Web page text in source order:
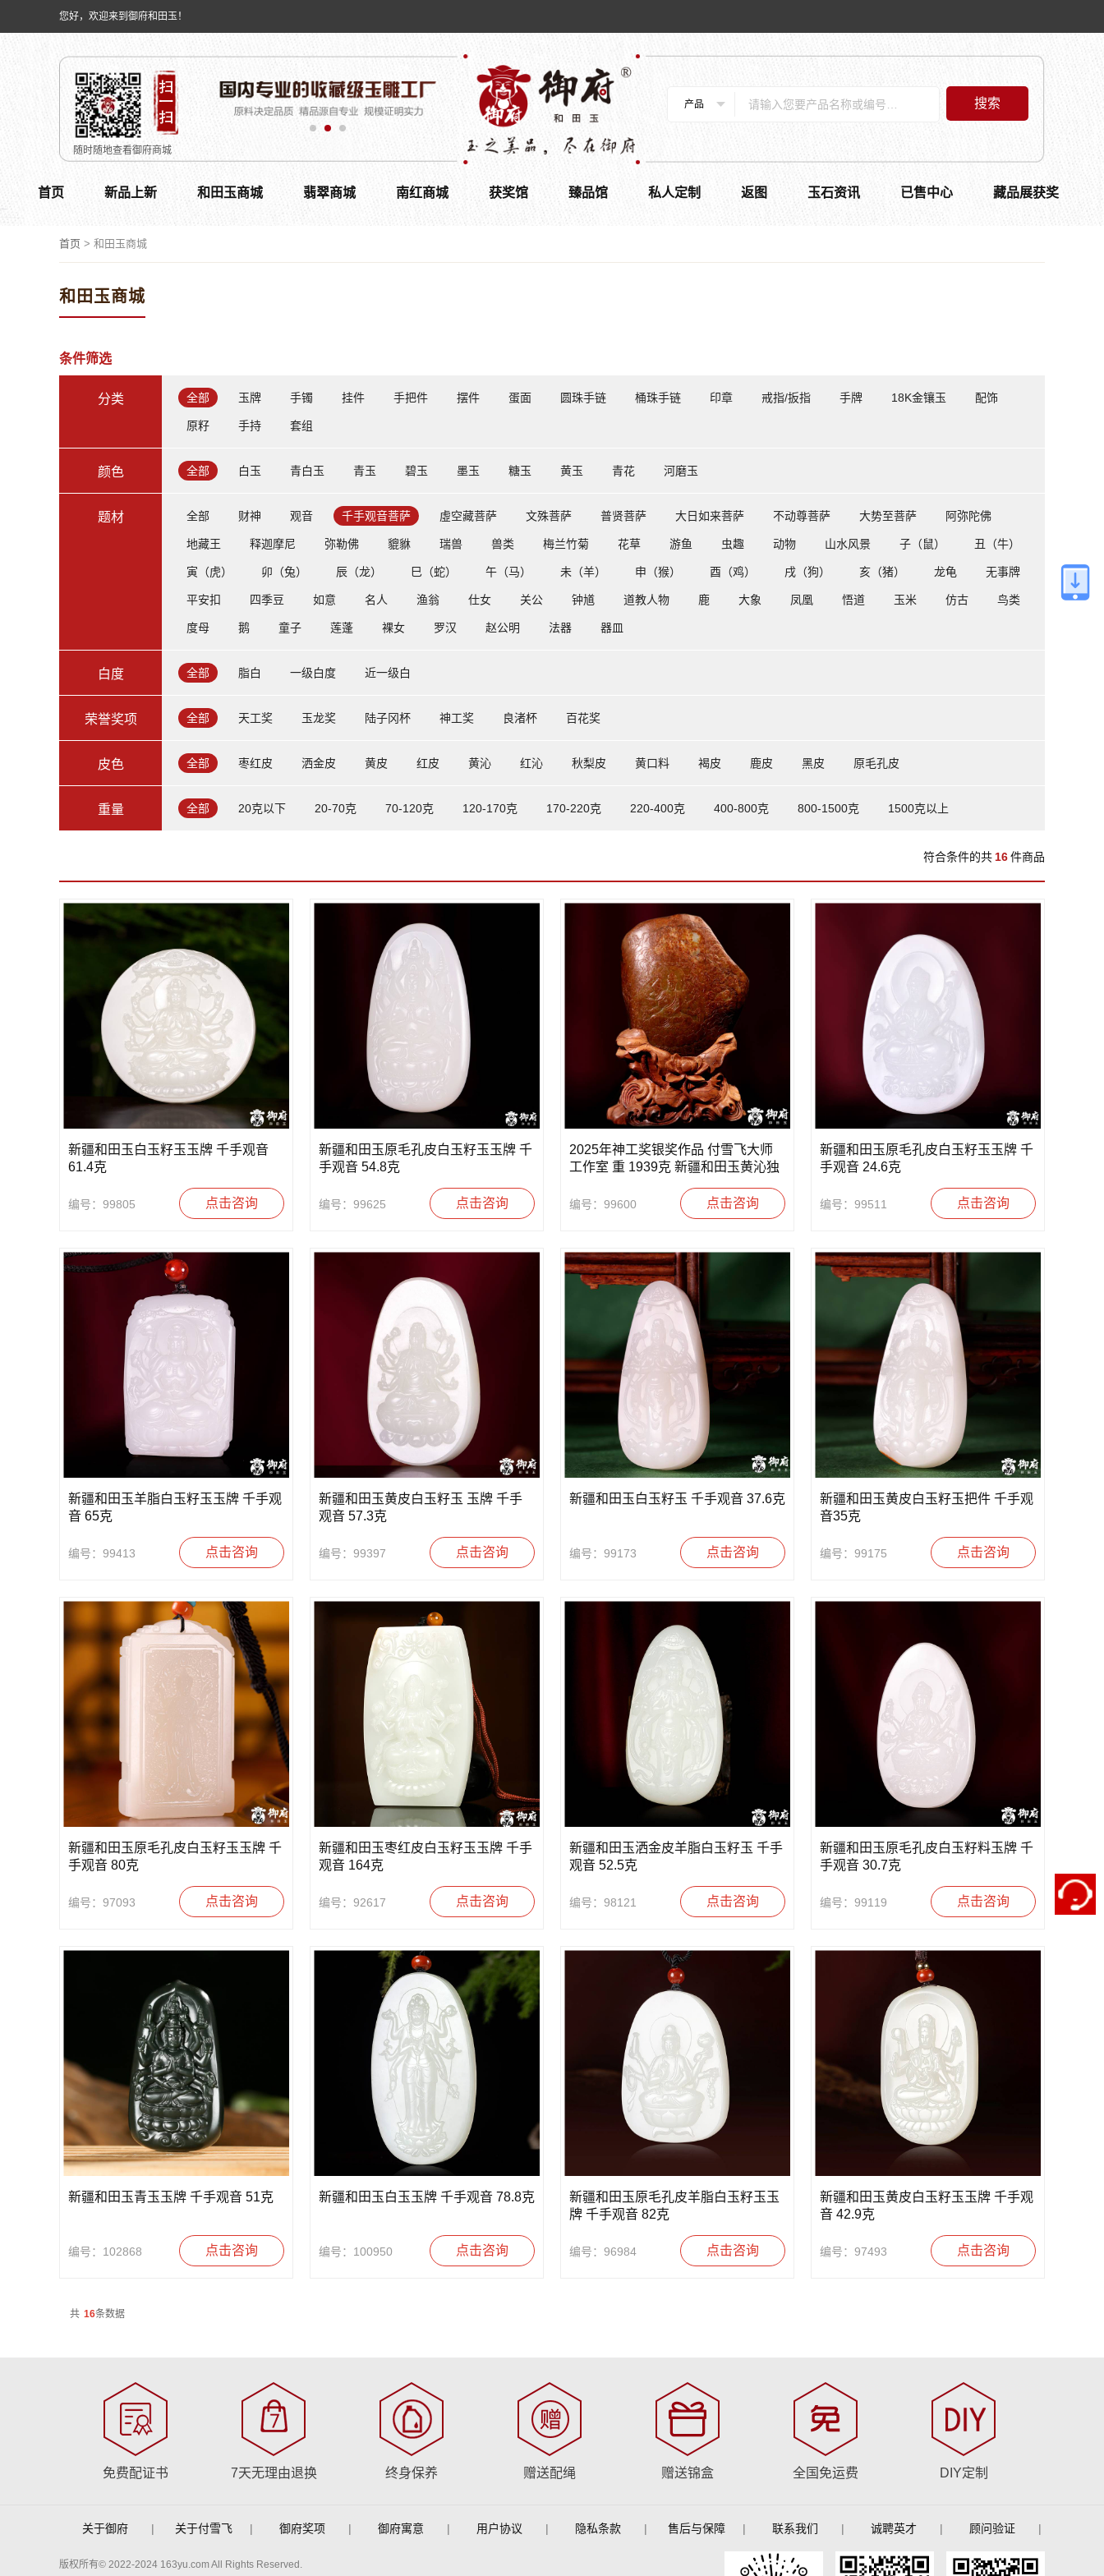
您好，欢迎来到御府和田玉！
随时随地查看御府商城
产品 搜索
首页 新品上新 和田玉商城 翡翠商城 南红商城 获奖馆 臻品馆 私人定制 返图 玉石资讯 已售中心 藏品展获奖
首页 > 和田玉商城
和田玉商城
条件筛选
分类 全部 玉牌 手镯 挂件 手把件 摆件 蛋面 圆珠手链 桶珠手链 印章 戒指/扳指 手牌 18K金镶玉 配饰
原籽 手持 套组
颜色 全部 白玉 青白玉 青玉 碧玉 墨玉 糖玉 黄玉 青花 河磨玉
题材 全部 财神 观音 千手观音菩萨 虛空藏菩萨 文殊菩萨 普贤菩萨 大日如来菩萨 不动尊菩萨 大势至菩萨 阿弥陀佛
地藏王 释迦摩尼 弥勒佛 貔貅 瑞兽 兽类 梅兰竹菊 花草 游鱼 虫趣 动物 山水风景 子（鼠） 丑（牛）
寅（虎） 卯（兔） 辰（龙） 巳（蛇） 午（马） 未（羊） 申（猴） 酉（鸡） 戌（狗） 亥（猪） 龙龟 无事牌
平安扣 四季豆 如意 名人 渔翁 仕女 关公 钟馗 道教人物 鹿 大象 凤凰 悟道 玉米 仿古 鸟类
度母 鹅 童子 莲蓬 裸女 罗汉 赵公明 法器 器皿
白度 全部 脂白 一级白度 近一级白
荣誉奖项 全部 天工奖 玉龙奖 陆子冈杯 神工奖 良渚杯 百花奖
皮色 全部 枣红皮 洒金皮 黄皮 红皮 黄沁 红沁 秋梨皮 黄口料 褐皮 鹿皮 黑皮 原毛孔皮
重量 全部 20克以下 20-70克 70-120克 120-170克 170-220克 220-400克 400-800克 800-1500克 1500克以上
符合条件的共 16件商品
新疆和田玉白玉籽玉玉牌 千手观音
61.4克
编号：99805 点击咨询
新疆和田玉原毛孔皮白玉籽玉玉牌 千
手观音 54.8克
编号：99625 点击咨询
2025年神工奖银奖作品 付雪飞大师
工作室 重 1939克 新疆和田玉黄沁独
编号：99600 点击咨询
新疆和田玉原毛孔皮白玉籽玉玉牌 千
手观音 24.6克
编号：99511 点击咨询
新疆和田玉羊脂白玉籽玉玉牌 千手观
音 65克
编号：99413 点击咨询
新疆和田玉黄皮白玉籽玉 玉牌 千手
观音 57.3克
编号：99397 点击咨询
新疆和田玉白玉籽玉 千手观音 37.6克
编号：99173 点击咨询
新疆和田玉黄皮白玉籽玉把件 千手观
音35克
编号：99175 点击咨询
新疆和田玉原毛孔皮白玉籽玉玉牌 千
手观音 80克
编号：97093 点击咨询
新疆和田玉枣红皮白玉籽玉玉牌 千手
观音 164克
编号：92617 点击咨询
新疆和田玉洒金皮羊脂白玉籽玉 千手
观音 52.5克
编号：98121 点击咨询
新疆和田玉原毛孔皮白玉籽料玉牌 千
手观音 30.7克
编号：99119 点击咨询
新疆和田玉青玉玉牌 千手观音 51克
编号：102868 点击咨询
新疆和田玉白玉玉牌 千手观音 78.8克
编号：100950 点击咨询
新疆和田玉原毛孔皮羊脂白玉籽玉玉
牌 千手观音 82克
编号：96984 点击咨询
新疆和田玉黄皮白玉籽玉玉牌 千手观
音 42.9克
编号：97493 点击咨询
共 16条数据
免费配证书 7天无理由退换 终身保养 赠送配绳 赠送锦盒 全国免运费 DIY定制
关于御府 | 关于付雪飞 | 御府奖项 | 御府寓意 | 用户协议 | 隐私条款 | 售后与保障 | 联系我们 | 诚聘英才 | 顾问验证 |
版权所有© 2022-2024 163yu.com All Rights Reserved.